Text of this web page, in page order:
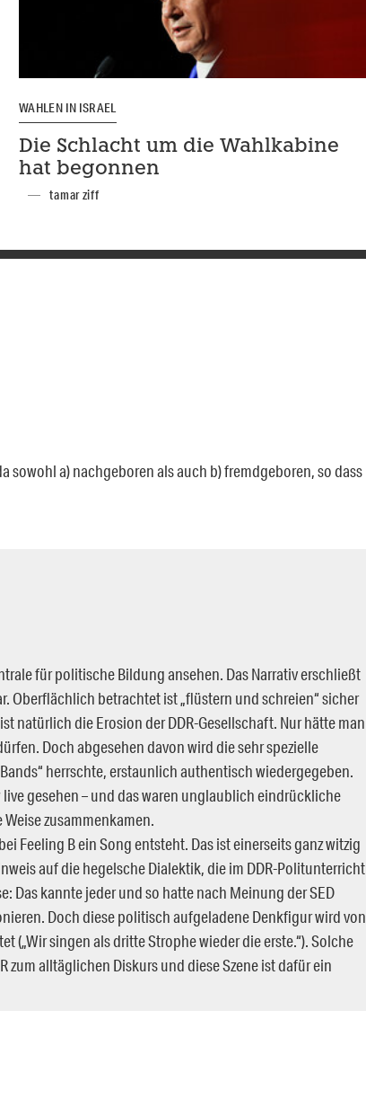
WAHLEN IN ISRAEL
Die Schlacht um die Wahlkabine
hat begonnen
tamar ziff
sowohl a) nachgeboren als auch b) fremdgeboren, so dass
für politische Bildung ansehen. Das Narrativ erschließt
Oberflächlich betrachtet ist „flüstern und schreien“ sicher
natürlich die Erosion der DDR-Gesellschaft. Nur hätte man
Doch abgesehen davon wird die sehr spezielle
herrschte, erstaunlich authentisch wiedergegeben.
gesehen – und das waren unglaublich eindrückliche
zusammenkamen.
Feeling B ein Song entsteht. Das ist einerseits ganz witzig
auf die hegelsche Dialektik, die im DDR-Politunterricht
Das kannte jeder und so hatte nach Meinung der SED
Doch diese politisch aufgeladene Denkfigur wird von
(„Wir singen als dritte Strophe wieder die erste.“). Solche
alltäglichen Diskurs und diese Szene ist dafür ein